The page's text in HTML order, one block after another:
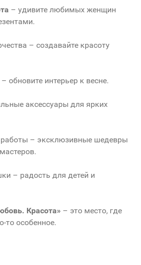
– удивите любимых женщин
– создавайте красоту
обновите интерьер к весне.
аксессуары для ярких
работы – эксклюзивные шедевры
– радость для детей и
Красота» – это место, где
то особенное.